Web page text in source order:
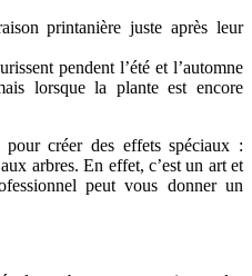
printanière juste après leur
pendent l’été et l’automne
lorsque la plante est encore
pour créer des effets spéciaux :
arbres. En effet, c’est un art et
peut vous donner un